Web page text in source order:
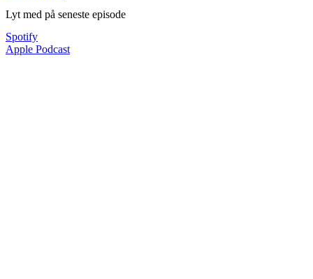
Lyt med på seneste episode
Spotify
Apple Podcast